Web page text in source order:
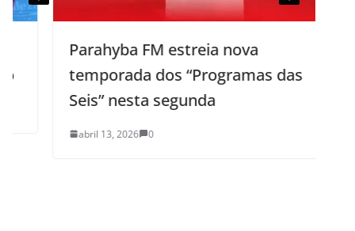
Parahyba FM estreia nova
temporada dos “Programas das
Seis” nesta segunda
abril 13, 2026 0